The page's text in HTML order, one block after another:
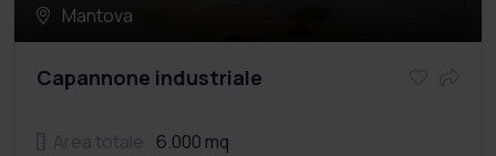
Mantova
Capannone industriale
6.000 mq